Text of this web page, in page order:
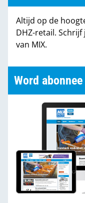
Altijd op de
DHZ-retail.
van MIX.
Word abonnee